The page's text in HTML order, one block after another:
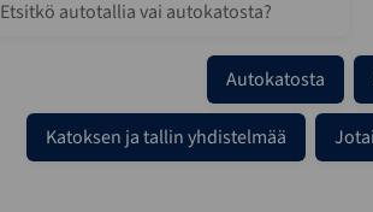
Etsitkö autotallia vai autokatosta?
Autokatosta
Katoksen ja tallin yhdistelmää